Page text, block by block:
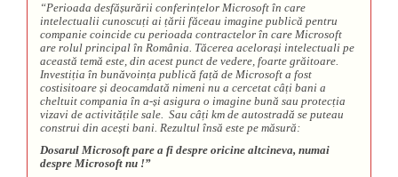
“Perioada desfășurării conferințelor Microsoft în care
intelectualii cunoscuți aițării făceau imagine publică pentru
companie coincide cu perioada contractelor în care Microsoft
are rolul principal în România. Tăcerea acelorași intelectuali pe
această temă este, din acest punct de vedere, foarte grăitoare.
Investiția în bunăvoința publică față de Microsoft a fost
costisitoareși deocamdată nimeni nu a cercetat câți bani a
cheltuit compania în a-și asigura o imagine bună sau protecția
vizavi de activitățile sale. Sau câți km de autostradă se puteau
construi din acești bani. Rezultul însă este pe măsură:
Dosarul Microsoft pare a fi despre oricine altcineva, numai
despre Microsoft nu !”